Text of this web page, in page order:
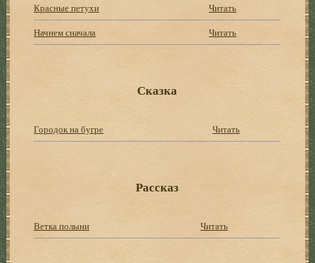
Красные петухи
Читать
Начнем сначала
Читать
Сказка
Городок на бугре Читать
Рассказ
Ветка полыни Читать